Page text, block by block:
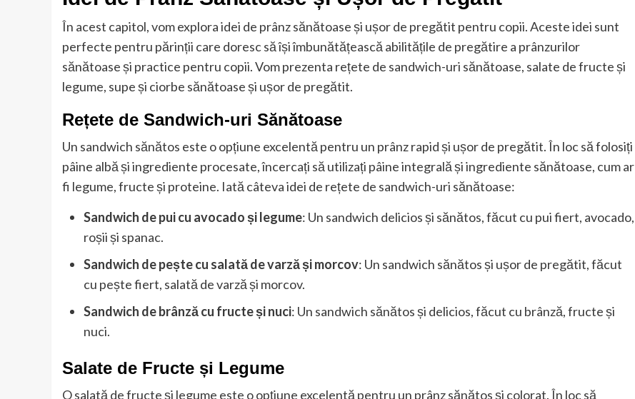
În acest capitol, vom explora idei de prânz sănătoase și ușor de pregătit pentru copii. Aceste idei sunt
perfecte pentru părinții care doresc să își îmbunătățească abilitățile de pregătire a prânzurilor
sănătoase și practice pentru copii. Vom prezenta rețete de sandwich-uri sănătoase, salate de fructe și
legume, supe și ciorbe sănătoase și ușor de pregătit.
Rețete de Sandwich-uri Sănătoase
Un sandwich sănătos este o opțiune excelentă pentru un prânz rapid și ușor de pregătit. În loc să folosiți
pâine albă și ingrediente procesate, încercați să utilizați pâine integrală și ingrediente sănătoase, cum ar
fi legume, fructe și proteine. Iată câteva idei de rețete de sandwich-uri sănătoase:
Sandwich de pui cu avocado și legume: Un sandwich delicios și sănătos, făcut cu pui fiert, avocado,
roșii și spanac.
Sandwich de pește cu salată de varză și morcov: Un sandwich sănătos și ușor de pregătit, făcut
cu pește fiert, salată de varză și morcov.
Sandwich de brânză cu fructe și nuci: Un sandwich sănătos și delicios, făcut cu brânză, fructe și
nuci.
Salate de Fructe și Legume
O salată de fructe și legume este o opțiune excelentă pentru un prânz sănătos și colorat. În loc să